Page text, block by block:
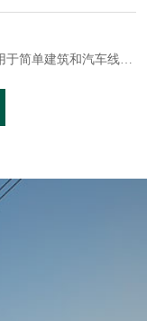
电缆线是用于电力传输的管路。电缆线普遍用于简单建筑和汽车线材，作为能源输送缆线，电缆线的复杂结构勿庸置疑。根据目标功能，电缆线具有以下一些特点：建筑用和车用线材要求轻质、大批量生产、价格低廉、具有相当的电学和力学性能和长时间的耐老化性能；工业用线材必须具有符合客户要求的性能；